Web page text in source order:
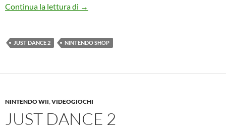
Continua la lettura di Nuovi brani per Just Dance 2
→
JUST DANCE 2 NINTENDO SHOP
NINTENDO WII,VIDEOGIOCHI
JUST DANCE 2